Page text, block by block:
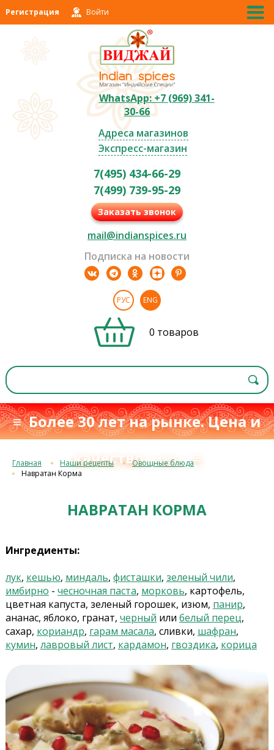
Регистрация Войти
WhatsApp: +7 (969) 341-
30-66
Адреса магазинов
Экспресс-магазин
7(495) 434-66-29
7(499) 739-95-29
Заказать звонок
mail@indianspices.ru
Подписка на новости
РУС ENG
0 товаров
≡ Более 30 лет на рынке. Цена и
качествос 1993 г.≡
Главная Наши рецепты
Овощные блюда
Навратан Корма
НАВРАТАН КОРМА
Ингредиенты:
лук, кешью, миндаль, фисташки, зеленый чили,
имбирно - чесночная паста, морковь, картофель,
цветная капуста, зеленый горошек, изюм, панир,
ананас, яблоко, гранат, черный или белый перец,
сахар, кориандр, гарам масала, сливки, шафран,
кумин, лавровый лист, кардамон, гвоздика, корица